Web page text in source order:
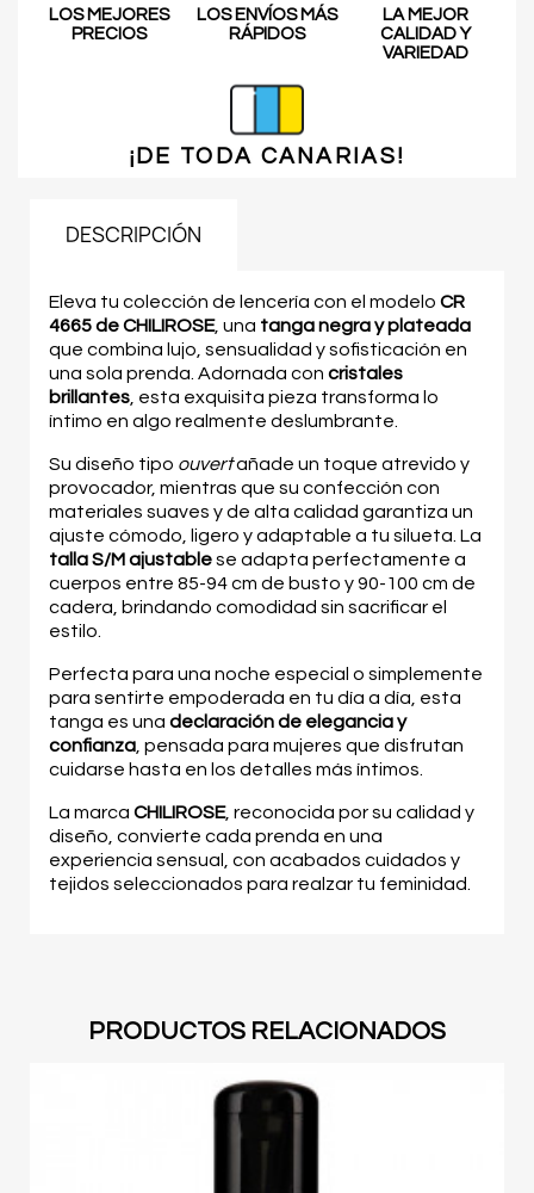
LOS MEJORES
PRECIOS
LOS ENVÍOS MÁS
RÁPIDOS
LA MEJOR
CALIDAD Y
VARIEDAD
¡DE TODA CANARIAS!
DESCRIPCIÓN
Eleva tu colección de lencería con el modelo CR
4665 de CHILIROSE, una tanga negra y plateada
que combina lujo, sensualidad y sofisticación en
una sola prenda. Adornada con cristales
brillantes , esta exquisita pieza transforma lo
íntimo en algo realmente deslumbrante.
Su diseño tipo ouvertañade un toque atrevido y
provocador, mientras que su confección con
materiales suaves y de alta calidad garantiza un
ajuste cómodo, ligero y adaptable a tu silueta. La
talla S/M ajustablese adapta perfectamente a
cuerpos entre 85-94 cm de busto y 90-100 cm de
cadera, brindando comodidad sin sacrificar el
estilo.
Perfecta para una noche especial o simplemente
para sentirte empoderada en tu día a día, esta
tanga es una declaración de elegancia y
confianza , pensada para mujeres que disfrutan
cuidarse hasta en los detalles más íntimos.
La marca CHILIROSE, reconocida por su calidad y
diseño, convierte cada prenda en una
experiencia sensual, con acabados cuidados y
tejidos seleccionados para realzar tu feminidad.
PRODUCTOS RELACIONADOS